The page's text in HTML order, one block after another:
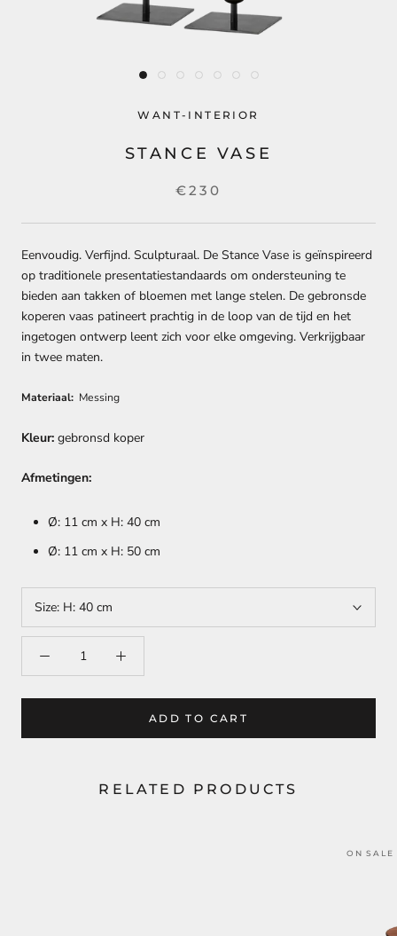
WANT-INTERIOR
STANCE VASE
€230
Eenvoudig. Verfijnd. Sculpturaal. De Stance Vase is geïnspireerd
op traditionele presentatiestandaards om ondersteuning te
bieden aan takken of bloemen met lange stelen. De gebronsde
koperen vaas patineert prachtig in de loop van de tijd en het
ingetogen ontwerp leent zich voor elke omgeving. Verkrijgbaar
in twee maten.
Materiaal: Messing
Kleur: gebronsd koper
Afmetingen:
Ø: 11 cm x H: 40 cm
Ø: 11 cm x H: 50 cm
Size: H: 40 cm
ADD TO CART
RELATED PRODUCTS
ON SALE